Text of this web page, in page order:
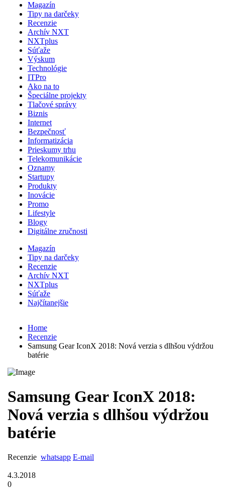
Magazín
Tipy na darčeky
Recenzie
Archív NXT
NXTplus
Súťaže
Výskum
Technológie
ITPro
Ako na to
Špeciálne projekty
Tlačové správy
Biznis
Internet
Bezpečnosť
Informatizácia
Prieskumy trhu
Telekomunikácie
Oznamy
Startupy
Produkty
Inovácie
Promo
Lifestyle
Blogy
Digitálne zručnosti
Magazín
Tipy na darčeky
Recenzie
Archív NXT
NXTplus
Súťaže
Najčítanejšie
Home
Recenzie
Samsung Gear IconX 2018: Nová verzia s dlhšou výdržou
batérie
Samsung Gear IconX 2018:
Nová verzia s dlhšou výdržou
batérie
Recenzie whatsapp E-mail
4.3.2018
0